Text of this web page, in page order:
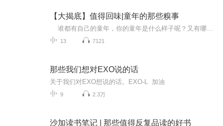
【大揭底】值得回味|童年的那些糗事
13 7121
那些我们想对EXO说的话
关于我们对EXO想说的话。EXO-L 加油
9 2.3万
沙加读书笔记 | 那些值得反复品读的好书